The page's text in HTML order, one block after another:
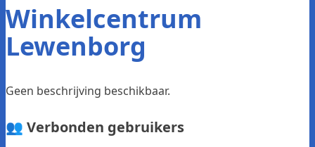
Winkelcentrum
Lewenborg
Geen beschrijving beschikbaar.
👥 Verbonden gebruikers